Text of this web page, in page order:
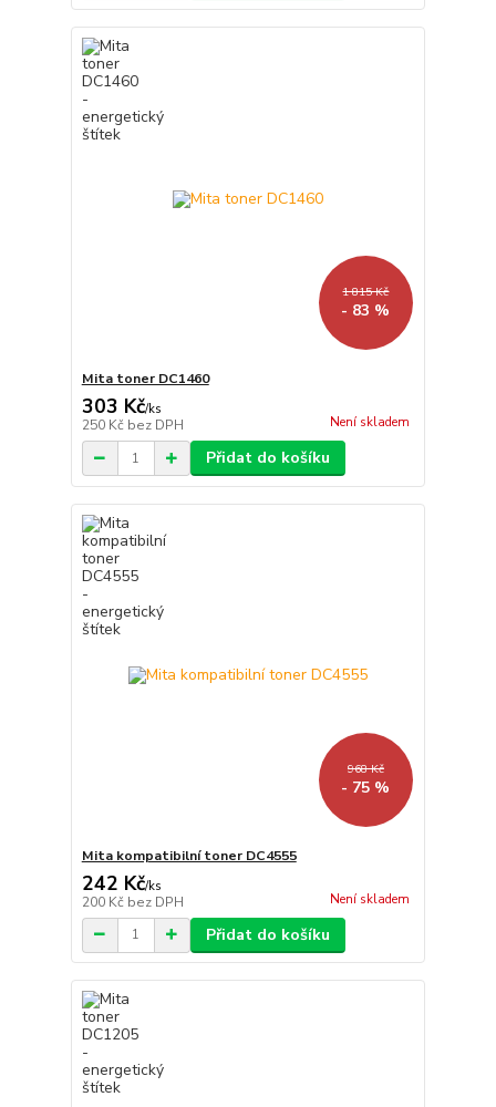
1 815 Kč
- 83 %
Mita toner DC1460
303 Kč/ks
250 Kč bez DPH Není skladem
Přidat do košíku
968 Kč
- 75 %
Mita kompatibilní toner DC4555
242 Kč/ks
200 Kč bez DPH Není skladem
Přidat do košíku